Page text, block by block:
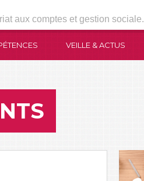
aux comptes et gestion sociale.
VEILLE & ACTUS